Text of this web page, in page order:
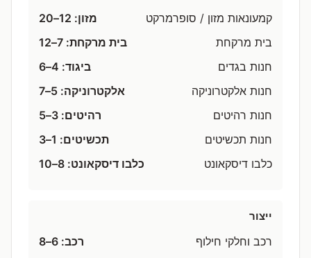
קמעונאות מזון / סופרמרקט
מזון: 12–20
בית מרקחת
בית מרקחת: 7–12
חנות בגדים
ביגוד: 4–6
חנות אלקטרוניקה
אלקטרוניקה: 5–7
חנות רהיטים
רהיטים: 3–5
חנות תכשיטים
תכשיטים: 1–3
כלבו דיסקאונט
כלבו דיסקאונט: 8–10
ייצור
רכב וחלקי חילוף
רכב: 6–8